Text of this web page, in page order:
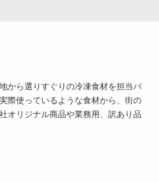
から選りすぐりの冷凍食材を担当バ
際使っているような食材から、街の
オリジナル商品や業務用、訳あり品